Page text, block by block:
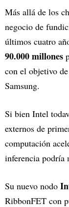
Más allá de los
negocio de
últimos cuatro
90.000 millones
con el objetivo
Samsung.
Si bien Intel
externos de
computación
inferencia podría
Su nuevo nodo
RibbonFET con